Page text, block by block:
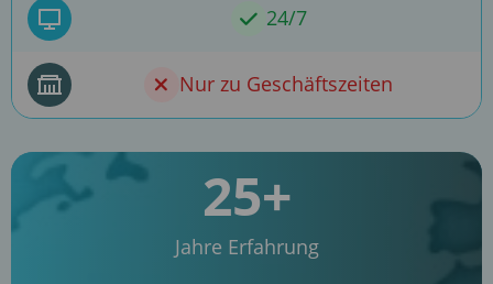
24/7
Nur zu Geschäftszeiten
25+
Jahre Erfahrung